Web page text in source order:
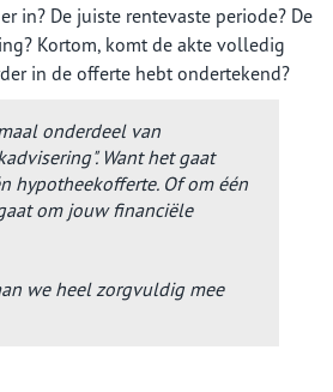
in? De juiste rentevaste periode? De
Kortom, komt de akte volledig
in de offerte hebt ondertekend?
onderdeel van
Want het gaat
hypotheekofferte. Of om één
om jouw financiële
we heel zorgvuldig mee